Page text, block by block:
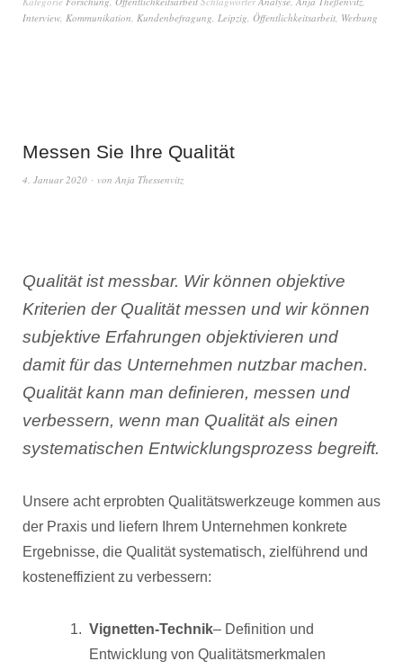
Interview Kommunikation Kundenbefragung Leipzig Öffentlichkeitsarbeit Werbung
Messen Sie Ihre Qualität
4. Januar 2020 von Anja Thessenvitz
Qualität ist messbar. Wir können objektive
Kriterien der Qualität messen und wir können
subjektive Erfahrungen objektivieren und
damit für das Unternehmen nutzbar machen.
Qualität kann man definieren, messen und
verbessern, wenn man Qualität als einen
systematischen Entwicklungsprozess begreift.
Unsere acht erprobten Qualitätswerkzeuge kommen aus
der Praxis und liefern Ihrem Unternehmen konkrete
Ergebnisse, die Qualität systematisch, zielführend und
kosteneffizient zu verbessern:
Vignetten-Technik– Definition und
Entwicklung von Qualitätsmerkmalen